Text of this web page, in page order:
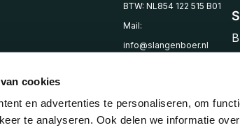
cookies
en advertenties te personaliseren, om
te analyseren. Ook delen we informatie
BTW: NL854 122 515 B01
Mail:
info@slangenboer.nl